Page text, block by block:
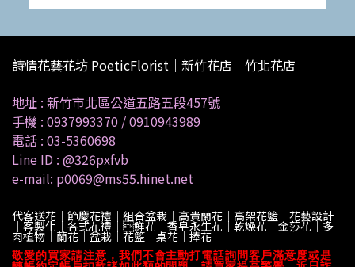
詩情花藝花坊 PoeticFlorist｜新竹花店｜竹北花店
地址 : 新竹市北區公道五路五段457號
手機 : 0937993370 /0910943989
電話 : 03-5360698
Line ID : @326pxfvb
e-mail: p0069@ms55.hinet.net
代客送花｜節慶花禮｜組合盆栽｜高貴蘭花｜高架花籃｜花藝設計
｜客製化｜各式花禮｜鮮花｜香皂永生花｜乾燥花｜金莎花｜多
肉植物｜蘭花｜盆栽｜花籃｜桌花｜捧花
敬愛的買家請注意，我們不會主動打電話詢問客戶滿意度或是